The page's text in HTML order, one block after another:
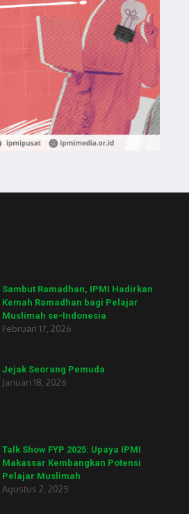
Sambut Ramadhan, IPMI Hadirkan
Kemah Ramadhan bagi Pelajar
Muslimah se-Indonesia
Februari 17, 2026
Jejak Seorang Pemuda
Januari 18, 2026
Talk Show FYP 2025: Upaya IPMI
Makassar Kembangkan Potensi
Pelajar Muslimah
Agustus 2, 2025